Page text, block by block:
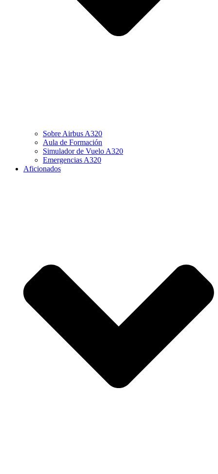
Sobre Airbus A320
Aula de Formación
Simulador de Vuelo A320
Emergencias A320
Aficionados